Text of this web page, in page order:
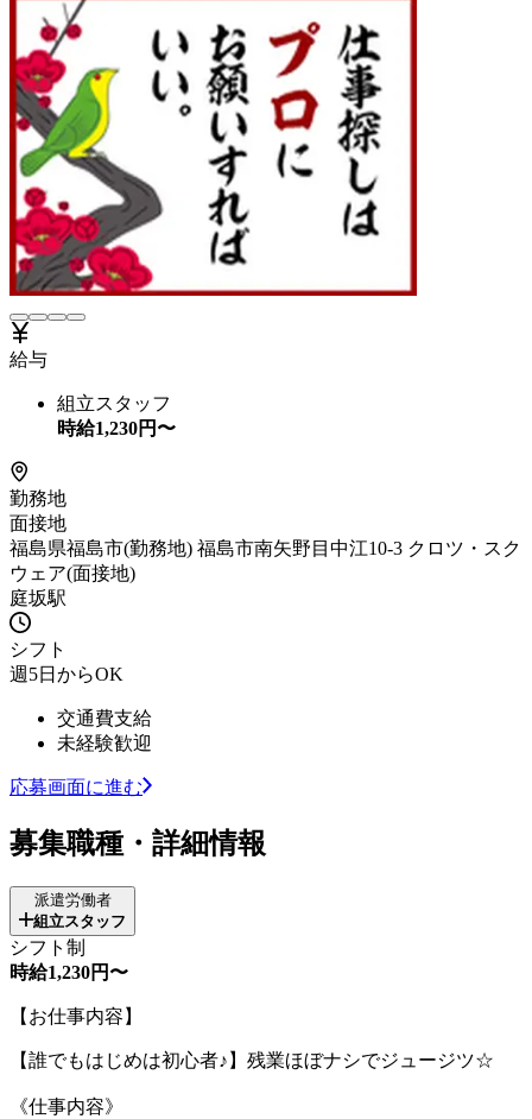
給与
組立スタッフ
時給1,230円〜
勤務地
面接地
福島県福島市(勤務地) 福島市南矢野目中江10-3 クロツ・スク
ウェア(面接地)
庭坂駅
シフト
週5日からOK
交通費支給
未経験歓迎
応募画面に進む
募集職種・詳細情報
派遣労働者
組立スタッフ
シフト制
時給1,230円〜
【お仕事内容】
【誰でもはじめは初心者♪】残業ほぼナシでジュージツ☆
《仕事内容》